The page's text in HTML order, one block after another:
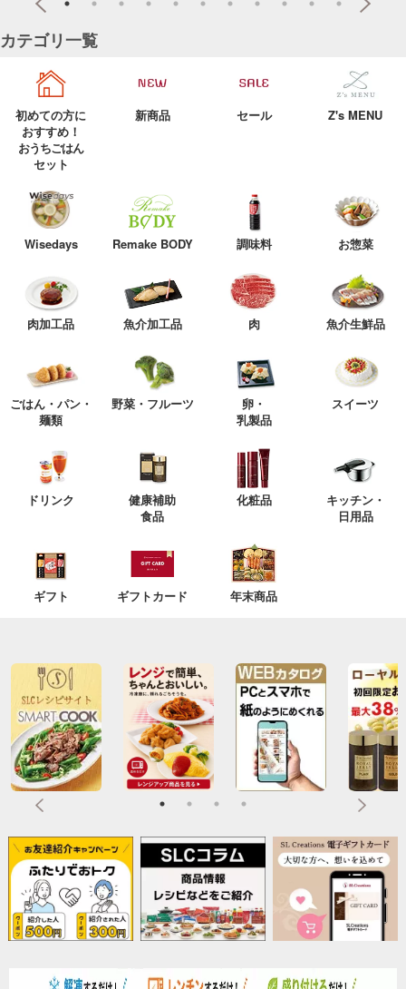
カテゴリ一覧
初めての方に
おすすめ！
おうちごはん
セット
新商品 セール Z's MENU
Wisedays Remake BODY 調味料 お惣菜
肉加工品 魚介加工品 肉 魚介生鮮品
ごはん・パン・
麺類
野菜・フルーツ
卵・
乳製品
スイーツ
ドリンク
健康補助
食品
化粧品
キッチン・
日用品
ギフト ギフトカード 年末商品